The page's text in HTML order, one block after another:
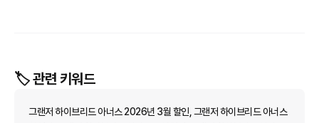
🏷️ 관련 키워드
그랜저 하이브리드 아너스 2026년 3월 할인, 그랜저 하이브리드 아너스